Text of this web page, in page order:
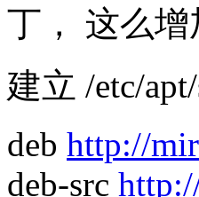
丁， 这么
建立 /etc/
deb http://
deb-src